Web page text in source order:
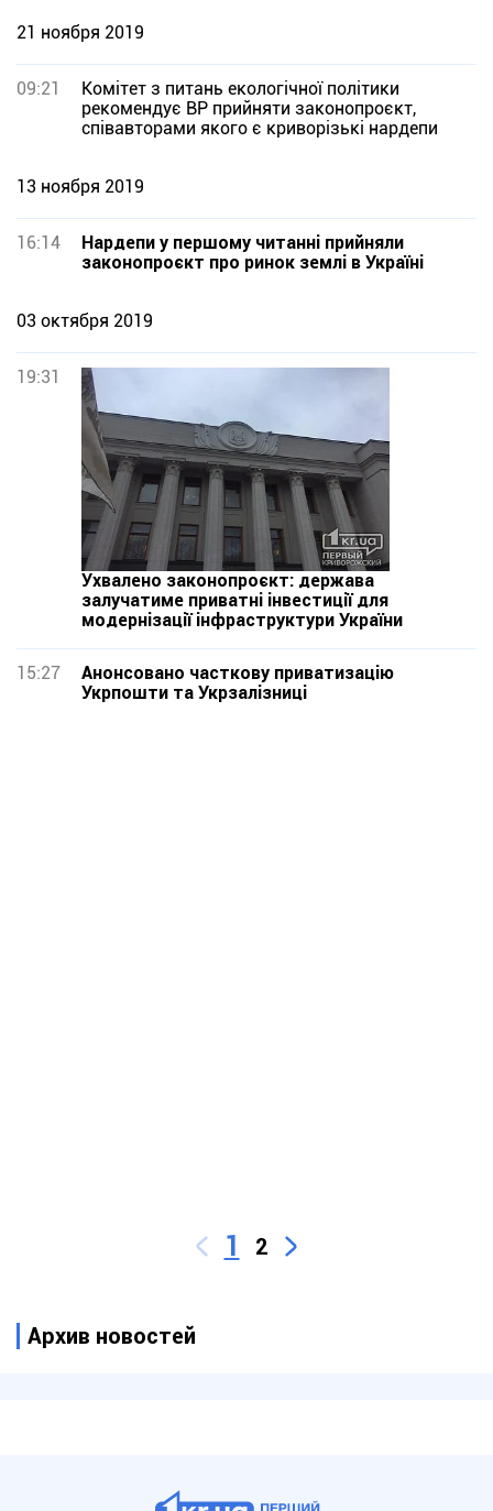
21 ноября 2019
09:21
Комітет з питань екологічної політики
рекомендує ВР прийняти законопроєкт,
співавторами якого є криворізькі нардепи
13 ноября 2019
16:14
Нардепи у першому читанні прийняли
законопроєкт про ринок землі в Україні
03 октября 2019
19:31
Ухвалено законопроєкт: держава
залучатиме приватні інвестиції для
модернізації інфраструктури України
15:27
Анонсовано часткову приватизацію
Укрпошти та Укрзалізниці
1 2
Архив новостей